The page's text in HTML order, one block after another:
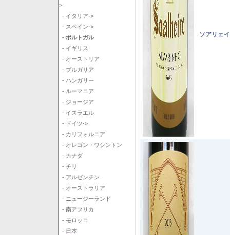
>
- イタリア->
- スペイン->
- ポルトガル
- イギリス
- オーストリア
- ブルガリア
- ハンガリー
- ルーマニア
- ジョージア
- イスラエル
- ドイツ->
- カリフォルニア
- オレゴン・ワシントン
- カナダ
- チリ
- アルゼンチン
- オーストラリア
- ニュージーランド
- 南アフリカ
- モロッコ
- 日本
ソアリェ